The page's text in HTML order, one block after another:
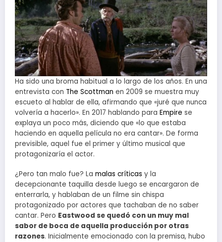
Ha sido una broma habitual a lo largo de los años. En una
entrevista con The Scottman en 2009 se muestra muy
escueto al hablar de ella, afirmando que «juré que nunca
volvería a hacerlo». En 2017 hablando para Empire se
explaya un poco más, diciendo que «lo que estaba
haciendo en aquella película no era cantar». De forma
previsible, aquel fue el primer y último musical que
protagonizaría el actor.
¿Pero tan malo fue? La malas críticas y la
decepcionante taquilla desde luego se encargaron de
enterrarla, y hablaban de un filme sin chispa
protagonizado por actores que tachaban de no saber
cantar. Pero Eastwood se quedó con un muy mal
sabor de boca de aquella producción por otras
razones. Inicialmente emocionado con la premisa, hubo